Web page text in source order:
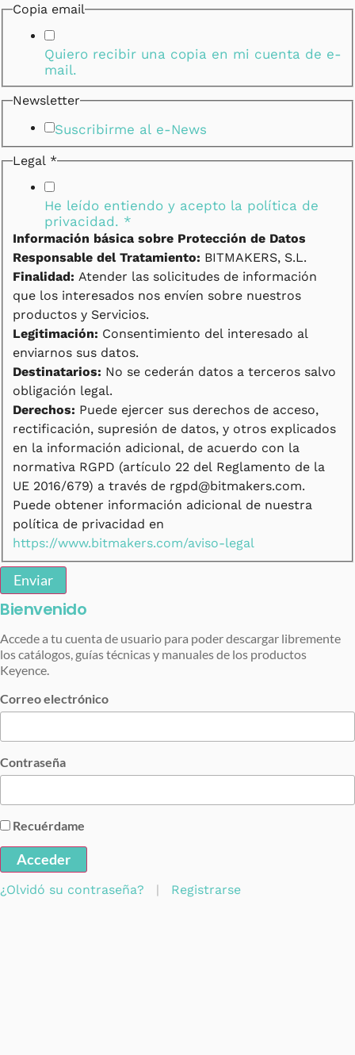
Copia email
Quiero recibir una copia en mi cuenta de e-
mail.
Newsletter
Suscribirme al e-News
Copia
Teléfono
Legal *
He leído entiendo y acepto la política de
privacidad. *
Información básica sobre Protección de Datos
Responsable del Tratamiento: BITMAKERS, S.L.
Finalidad: Atender las solicitudes de información
que los interesados nos envíen sobre nuestros
productos y Servicios.
Legitimación: Consentimiento del interesado al
enviarnos sus datos.
Destinatarios: No se cederán datos a terceros salvo
obligación legal.
Derechos: Puede ejercer sus derechos de acceso,
rectificación, supresión de datos, y otros explicados
en la información adicional, de acuerdo con la
normativa RGPD (artículo 22 del Reglamento de la
UE 2016/679) a través de rgpd@bitmakers.com.
Puede obtener información adicional de nuestra
política de privacidad en
https://www.bitmakers.com/aviso-legal
Enviar
Bienvenido
Accede a tu cuenta de usuario para poder descargar libremente
los catálogos, guías técnicas y manuales de los productos
Keyence.
Correo electrónico
Contraseña
Recuérdame
Acceder
¿Olvidó su contraseña? Registrarse